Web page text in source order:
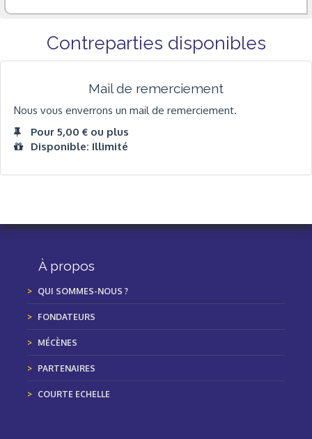
Contreparties disponibles
Mail de remerciement
Nous vous enverrons un mail de remerciement.
Pour 5,00 € ou plus
Disponible: Illimité
À propos
QUI SOMMES-NOUS ?
FONDATEURS
MÉCÈNES
PARTENAIRES
COURTE ECHELLE